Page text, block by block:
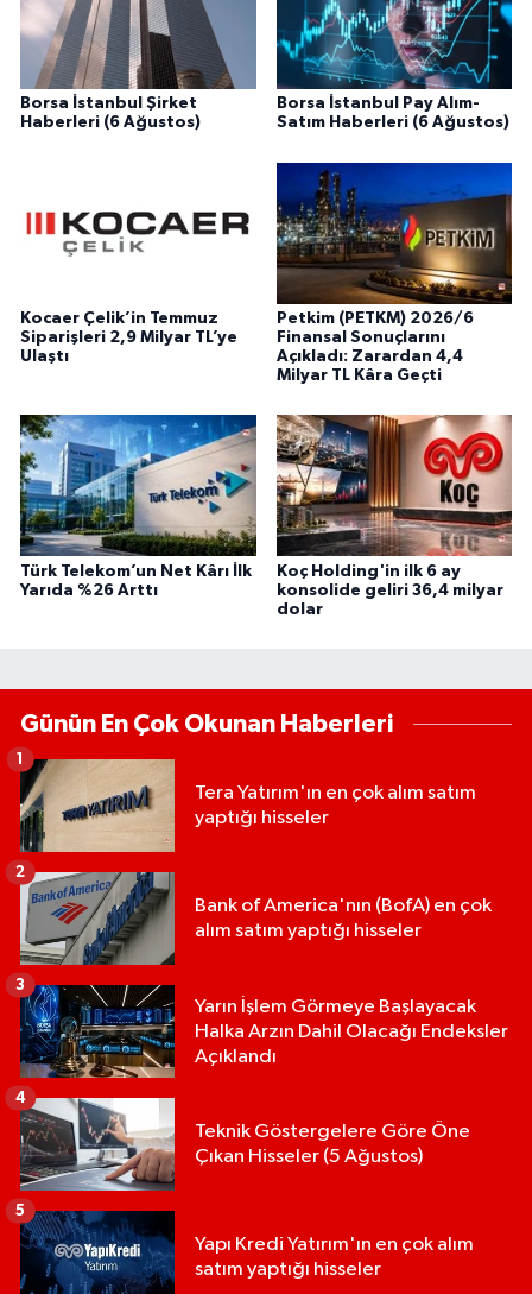
Borsa İstanbul Şirket
Haberleri (6 Ağustos)
Borsa İstanbul Pay Alım-
Satım Haberleri (6 Ağustos)
Kocaer Çelik’in Temmuz
Siparişleri 2,9 Milyar TL’ye
Ulaştı
Petkim (PETKM) 2026/6
Finansal Sonuçlarını
Açıkladı: Zarardan 4,4
Milyar TL Kâra Geçti
Türk Telekom’un Net Kârı İlk
Yarıda %26 Arttı
Koç Holding'in ilk 6 ay
konsolide geliri 36,4 milyar
dolar
Günün En Çok Okunan Haberleri
Tera Yatırım'ın en çok alım satım
yaptığı hisseler
1
Bank of America'nın (BofA) en çok
alım satım yaptığı hisseler
2
Yarın İşlem Görmeye Başlayacak
Halka Arzın Dahil Olacağı Endeksler
Açıklandı
3
Teknik Göstergelere Göre Öne
Çıkan Hisseler (5 Ağustos)
4
Yapı Kredi Yatırım'ın en çok alım
satım yaptığı hisseler
5